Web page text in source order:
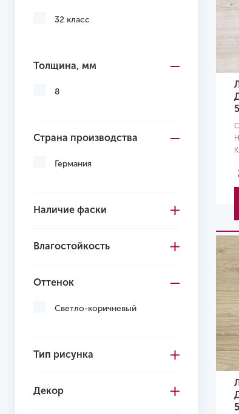
32 класс
Толщина, мм
8
Страна производства
Германия
Наличие фаски
Влагостойкость
Оттенок
Светло-коричневый
Тип рисунка
Декор